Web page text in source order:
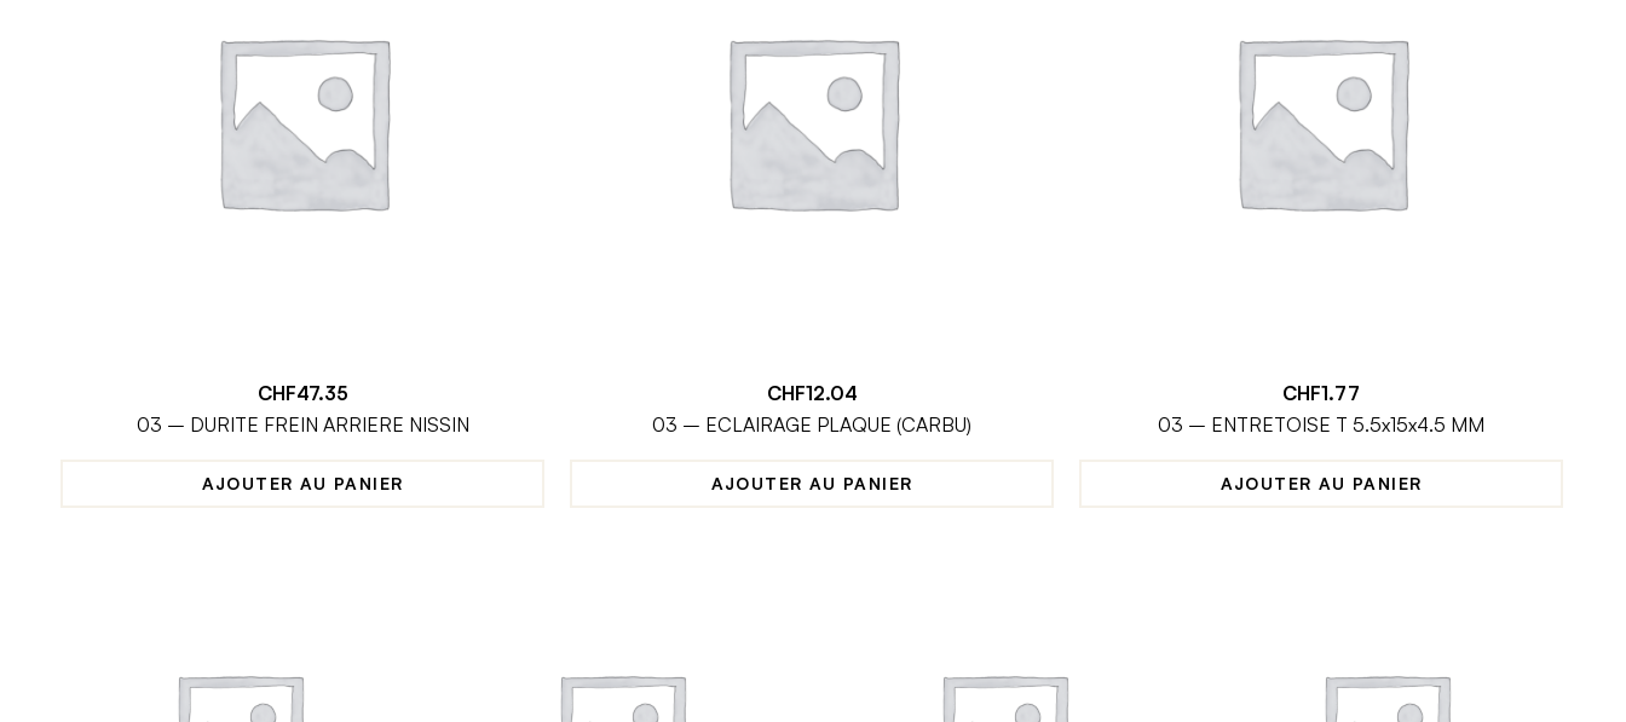
CHF47.35
03 – DURITE FREIN ARRIERE NISSIN
AJOUTER AU PANIER
CHF12.04
03 – ECLAIRAGE PLAQUE (CARBU)
AJOUTER AU PANIER
CHF1.77
03 – ENTRETOISE T 5.5x15x4.5 MM
AJOUTER AU PANIER